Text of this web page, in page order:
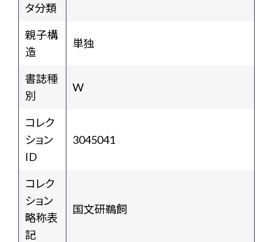
タ分類
親子構
造
単独
書誌種
別
W
コレク
ション
ID
3045041
コレク
ション
略称表
記
国文研鵜飼